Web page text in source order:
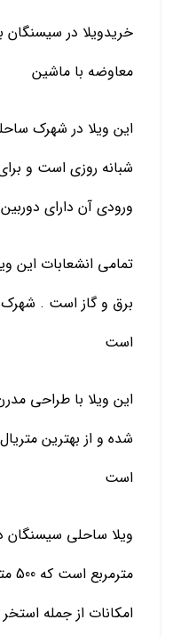
خریدویلا در
معاوضه با ماشین
این ویلا در شهرک
شبانه روزی است و
ورودی آن دارای
تمامی انشعابات این
برق و گاز است . شهرک
است
این ویلا با طراحی
شده و از بهترین
است